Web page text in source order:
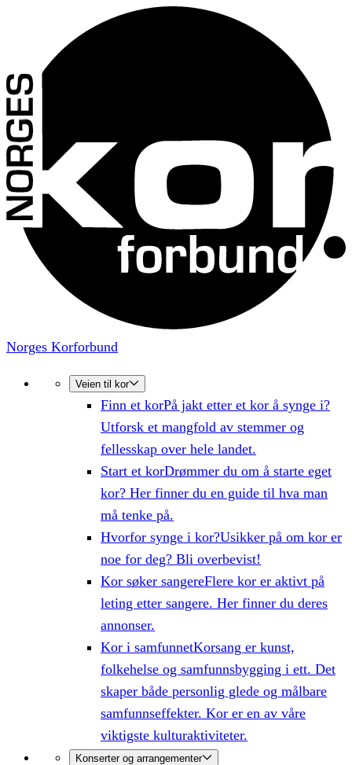
Norges Korforbund
Veien til kor
Finn et korPå jakt etter et kor å synge i?
Utforsk et mangfold av stemmer og
fellesskap over hele landet.
Start et korDrømmer du om å starte eget
kor? Her finner du en guide til hva man
må tenke på.
Hvorfor synge i kor?Usikker på om kor er
noe for deg? Bli overbevist!
Kor søker sangereFlere kor er aktivt på
leting etter sangere. Her finner du deres
annonser.
Kor i samfunnetKorsang er kunst,
folkehelse og samfunnsbygging i ett. Det
skaper både personlig glede og målbare
samfunnseffekter. Kor er en av våre
viktigste kulturaktiviteter.
Konserter og arrangementer